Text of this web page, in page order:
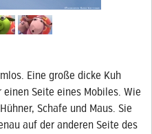
Eine große dicke Kuh
Seite eines Mobiles. Wie
Schafe und Maus. Sie
auf der anderen Seite des